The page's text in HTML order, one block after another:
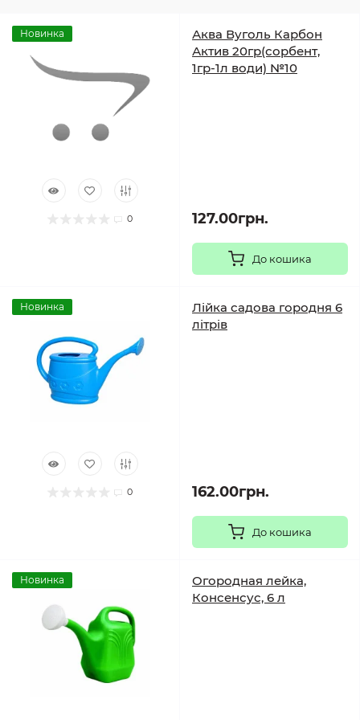
Новинка
0
Аква Вуголь Карбон
Актив 20гр(сорбент,
1гр-1л води) №10
127.00грн.
До кошика
Новинка
0
Лійка садова городня 6
літрів
162.00грн.
До кошика
Новинка
Огородная лейка,
Консенсус, 6 л